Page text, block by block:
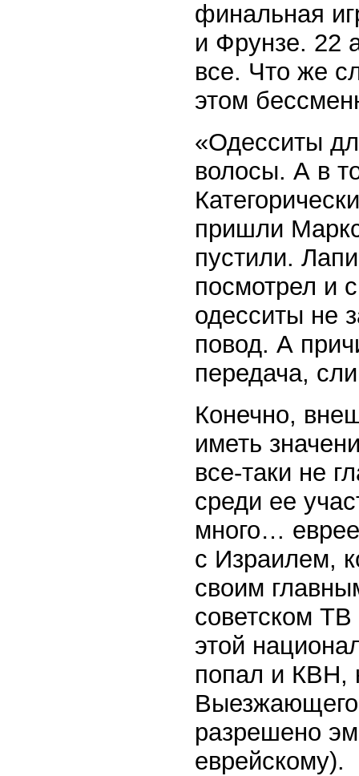
финальная
и Фрунзе. 22
все. Что же
этом
«Одесситы
волосы. А в
пришли
пустили.
посмотрел и
одесситы не
повод. А
передача,
Конечно,
иметь
все-таки не
среди ее
много…
с Израилем,
своим
советском
этой
попал и КВН,
разрешено
еврейскому).